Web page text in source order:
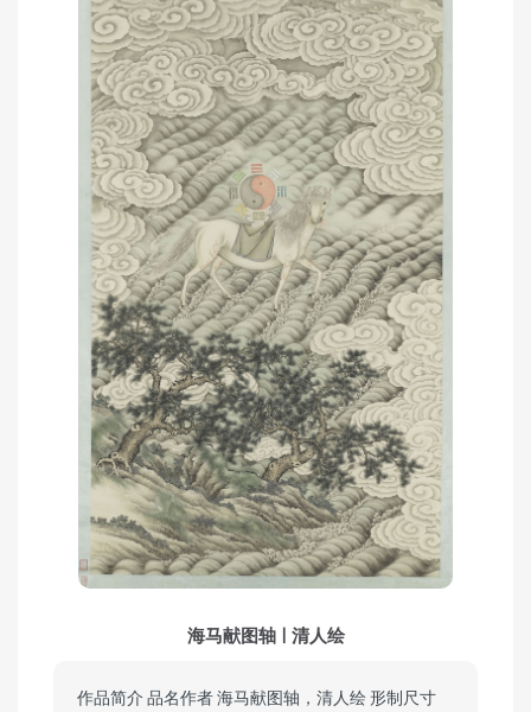
海马献图轴 | 清人绘
作品简介 品名作者 海马献图轴，清人绘 形制尺寸